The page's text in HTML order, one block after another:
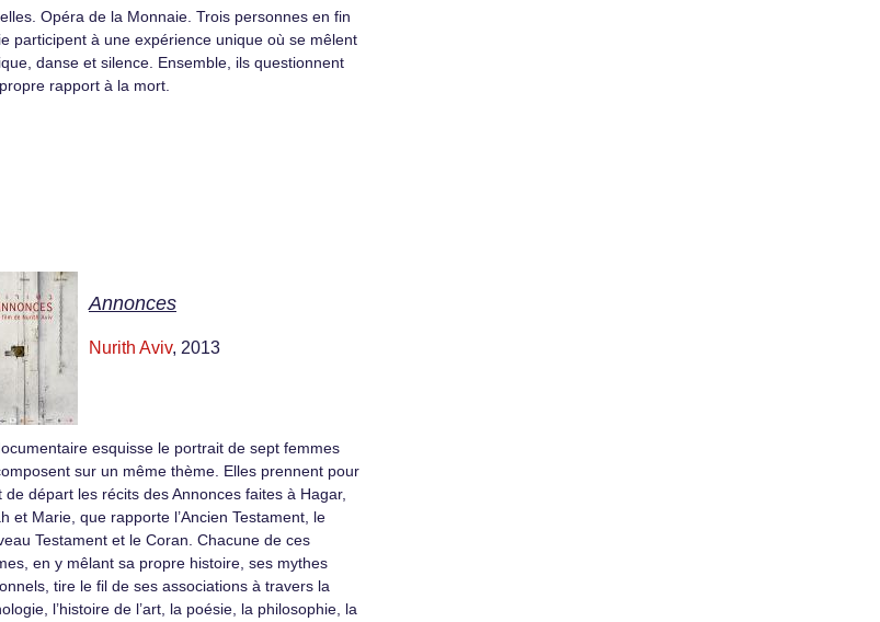
Opéra de la Monnaie. Trois personnes en fin
participent à une expérience unique où se mêlent
danse et silence. Ensemble, ils questionnent
rapport à la mort.
Annonces
Nurith Aviv, 2013
esquisse le portrait de sept femmes
sur un même thème. Elles prennent pour
de départ les récits des Annonces faites à Hagar,
et Marie, que rapporte l’Ancien Testament, le
Testament et le Coran. Chacune de ces
en y mêlant sa propre histoire, ses mythes
tire le fil de ses associations à travers la
l’histoire de l’art, la poésie, la philosophie, la